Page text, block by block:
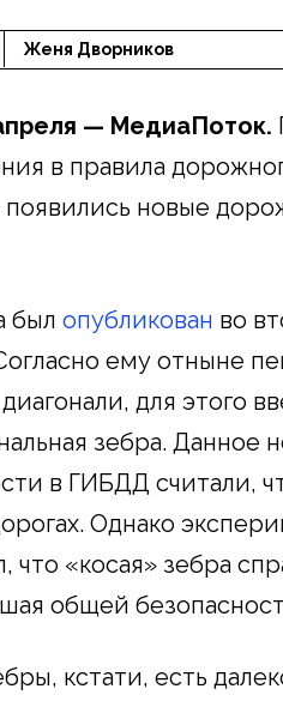
Женя Дворников
— МедиаПоток.
в правила
новые
был опубликован во
ему отныне
для этого
зебра. Данное
в ГИБДД считали,
Однако
что «косая» зебра
общей
кстати, есть